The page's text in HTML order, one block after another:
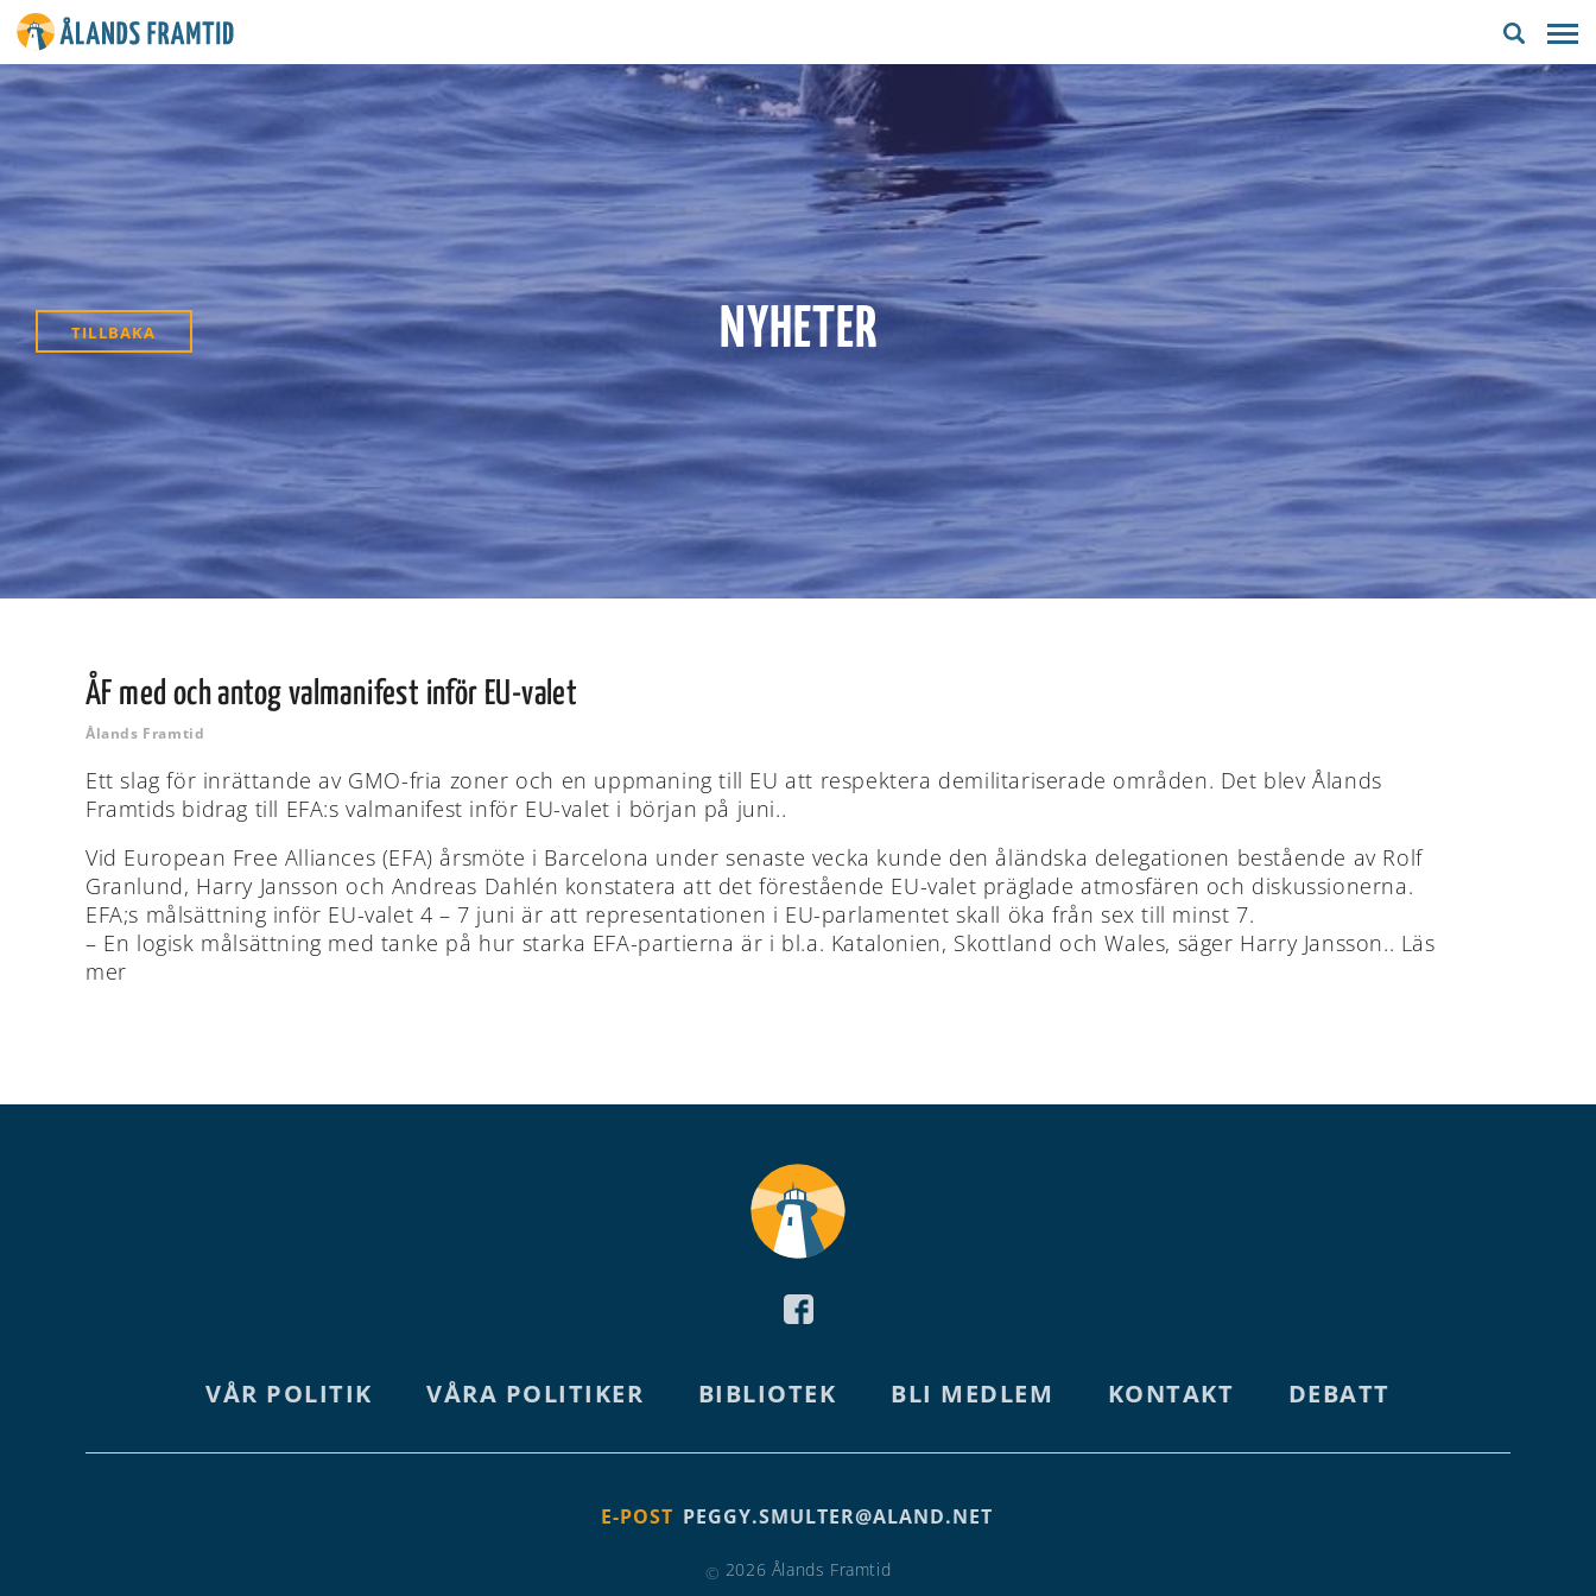
TILLBAKA NYHETER
ÅF med och antog valmanifest inför EU-valet
Ålands Framtid
Ett slag för inrättande av GMO-fria zoner och en uppmaning till EU att respektera demilitariserade områden. Det blev Ålands
Framtids bidrag till EFA:s valmanifest inför EU-valet i början på juni..
Vid European Free Alliances (EFA) årsmöte i Barcelona under senaste vecka kunde den åländska delegationen bestående av Rolf
Granlund, Harry Jansson och Andreas Dahlén konstatera att det förestående EU-valet präglade atmosfären och diskussionerna.
EFA;s målsättning inför EU-valet 4 – 7 juni är att representationen i EU-parlamentet skall öka från sex till minst 7.
– En logisk målsättning med tanke på hur starka EFA-partierna är i bl.a. Katalonien, Skottland och Wales, säger Harry Jansson.. Läs
mer
VÅR POLITIK VÅRA POLITIKER BIBLIOTEK BLI MEDLEM KONTAKT DEBATT
E-POST PEGGY.SMULTER@ALAND.NET
© 2026 Ålands Framtid